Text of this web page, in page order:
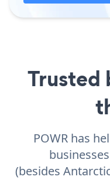
Trusted
POWR has
(besides